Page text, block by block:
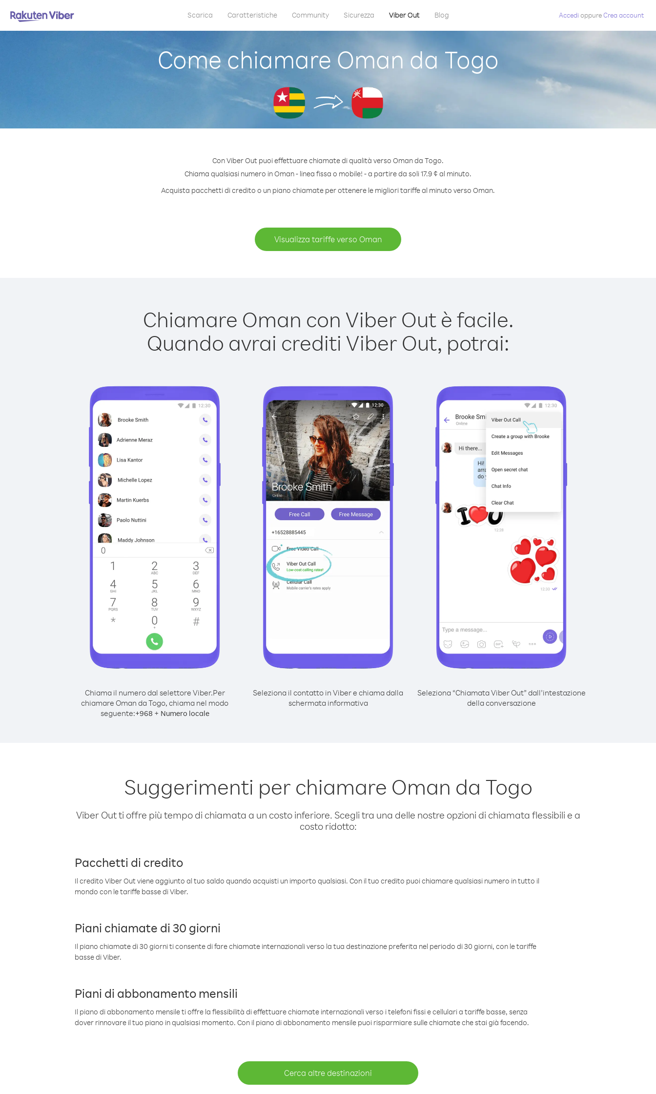
Scarica Caratteristiche Community Sicurezza Viber Out Blog Accedi oppureCrea account
Come chiamare Oman da Togo
Con Viber Out puoi effettuare chiamate di qualità verso Oman da Togo.
Chiama qualsiasi numero in Oman - linea fissa o mobile! - a partire da soli 17.9 ¢ al minuto.
Acquista pacchetti di credito o un piano chiamate per ottenere le migliori tariffe al minuto verso Oman.
Visualizza tariffe verso Oman
Chiamare Oman con Viber Out è facile.
Quando avrai crediti Viber Out, potrai:
Chiama il numero dal selettore Viber.Per
chiamare Oman da Togo, chiama nel modo
seguente:+968 + Numero locale
Seleziona il contatto in Viber e chiama dalla
schermata informativa
Seleziona “Chiamata Viber Out” dall’intestazione
della conversazione
Suggerimenti per chiamare Oman da Togo
Viber Out ti offre più tempo di chiamata a un costo inferiore. Scegli tra una delle nostre opzioni di chiamata flessibili e a
costo ridotto:
Pacchetti di credito
Il credito Viber Out viene aggiunto al tuo saldo quando acquisti un importo qualsiasi. Con il tuo credito puoi chiamare qualsiasi numero in tutto il
mondo con le tariffe basse di Viber.
Piani chiamate di 30 giorni
Il piano chiamate di 30 giorni ti consente di fare chiamate internazionali verso la tua destinazione preferita nel periodo di 30 giorni, con le tariffe
basse di Viber.
Piani di abbonamento mensili
Il piano di abbonamento mensile ti offre la flessibilità di effettuare chiamate internazionali verso i telefoni fissi e cellulari a tariffe basse, senza
dover rinnovare il tuo piano in qualsiasi momento. Con il piano di abbonamento mensile puoi risparmiare sulle chiamate che stai già facendo.
Cerca altre destinazioni